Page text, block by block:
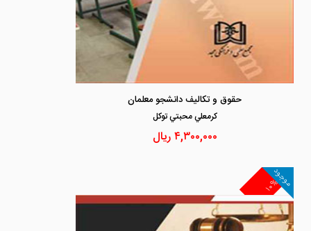
حقوق و تکالیف دانشجو معلمان
كرمعلي محبتي توكل
۴,۳۰۰,۰۰۰ریال
۱۰%
موجود